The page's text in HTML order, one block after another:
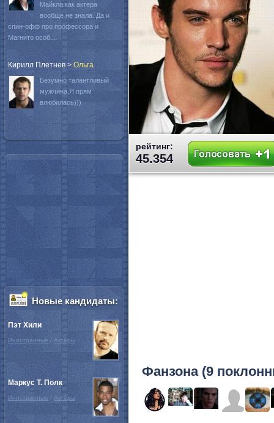
рейтинг:
45.354
Фанзона (9
Майкла как актера
вообще не знала. Да и
спин-офф про профессора и
Магнито особ...
Кирилл Плетнев > Oльга
Безумно талантливый
мужчина.Я прям
влюбилась)))
Новые кандидаты:
Пэт Хили
Иностранные / Актёры
Маркус Т. Полк
Иностранные / Актёры